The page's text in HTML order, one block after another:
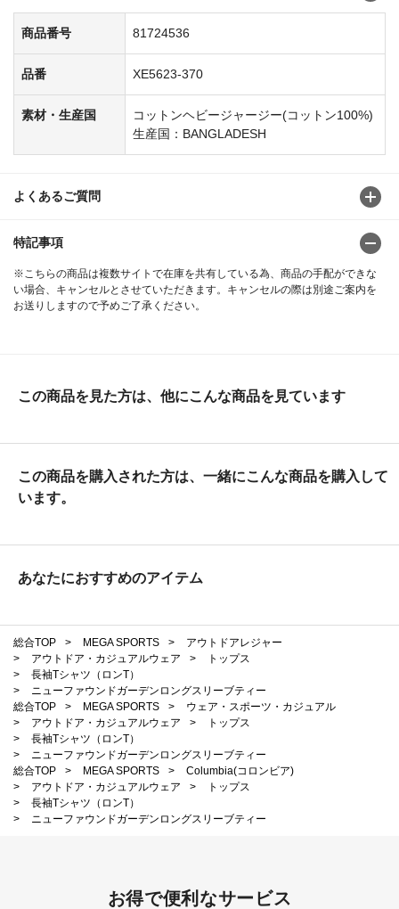
商品番号 81724536
品番 XE5623-370
素材・生産国
コットンヘビージャージー(コットン100%)
生産国：BANGLADESH
よくあるご質問
特記事項
※こちらの商品は複数サイトで在庫を共有している為、商品の手配ができな
い場合、キャンセルとさせていただきます。キャンセルの際は別途ご案内を
お送りしますので予めご了承ください。
この商品を見た方は、他にこんな商品を見ています
この商品を購入された方は、一緒にこんな商品を購入して
います。
あなたにおすすめのアイテム
総合TOP > MEGA SPORTS >
アウトドアレジャー
>
アウトドア・カジュアルウェア >
トップス
>
長袖Tシャツ（ロンT）
>
ニューファウンドガーデンロングスリーブティー
総合TOP
> MEGA SPORTS >
ウェア・スポーツ・カジュアル
>
アウトドア・カジュアルウェア >
トップス
>
長袖Tシャツ（ロンT）
>
ニューファウンドガーデンロングスリーブティー
総合TOP
> MEGA SPORTS >
Columbia(コロンビア)
>
アウトドア・カジュアルウェア >
トップス
>
長袖Tシャツ（ロンT）
>
ニューファウンドガーデンロングスリーブティー
お得で便利なサービス